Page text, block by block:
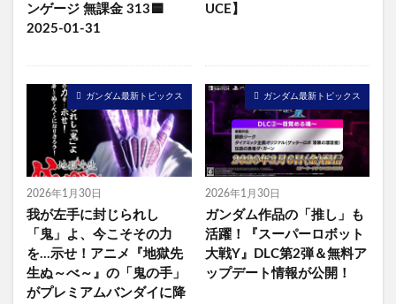
ンゲージ 無課金 313🟦
2025-01-31
UCE】
ガンダム最新トピックス
2026年1月30日
我が左手に封じられし
「鬼」よ、今こそその力
を…示せ！アニメ『地獄先
生ぬ～べ～』の「鬼の手」
がプレミアムバンダイに降
ガンダム最新トピックス
2026年1月30日
ガンダム作品の「推し」も
活躍！『スーパーロボット
大戦Y』DLC第2弾＆無料ア
ップデート情報が公開！